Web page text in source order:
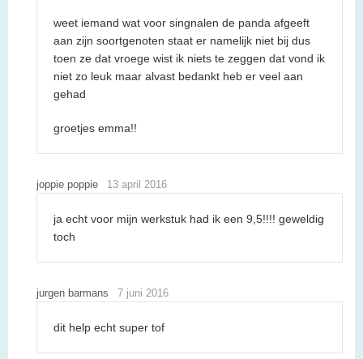
weet iemand wat voor singnalen de panda afgeeft
aan zijn soortgenoten staat er namelijk niet bij dus
toen ze dat vroege wist ik niets te zeggen dat vond ik
niet zo leuk maar alvast bedankt heb er veel aan
gehad
groetjes emma!!
joppie poppie 13 april 2016
ja echt voor mijn werkstuk had ik een 9,5!!!! geweldig
toch
jurgen barmans 7 juni 2016
dit help echt super tof